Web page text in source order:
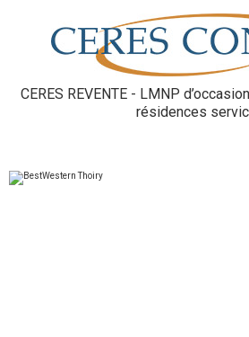
CERES REVENTE - LMNP
résidences